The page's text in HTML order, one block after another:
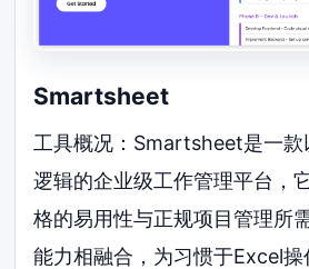
Smartsheet
工具概况：Smartsheet是一款
逻辑的企业级工作管理平台，
格的易用性与正规项目管理所
能力相融合，为习惯于Excel